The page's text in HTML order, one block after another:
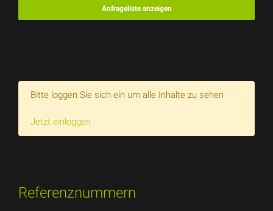
Anfrageliste anzeigen
Bitte loggen Sie sich ein um alle Inhalte zu sehen
Jetzt einloggen
Referenznummern